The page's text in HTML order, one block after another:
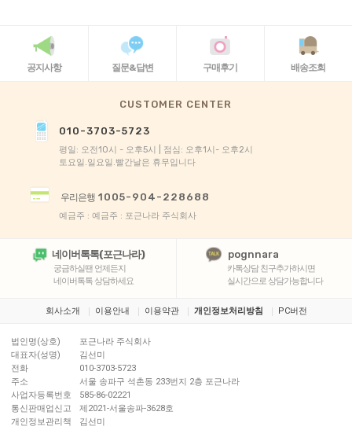
공지사항 질문&답변 구매후기 배송조회
CUSTOMER CENTER
010-3703-5723
평일: 오전10시 - 오후5시 | 점심: 오후1시- 오후2시
토요일.일요일.빨간날은 휴무입니다
우리은행1005-904-228688
예금주 : 예금주 : 포근나라 주식회사
네이버톡톡(포근나라)
궁금하실땐 언제든지
네이버톡톡 상담하세요
pognnara
카톡상담 친구추가하시면
실시간으로 상담가능합니다
회사소개 이용안내 이용약관 개인정보처리방침 PC버전
법인명(상호)
포근나라 주식회사
대표자(성명)
김선미
전화
010-3703-5723
주소
서울 송파구 석촌동 233번지 2층 포근나라
사업자등록번호
585-86-02221
통신판매업신고
제2021-서울송파-3628호
개인정보관리책
김선미